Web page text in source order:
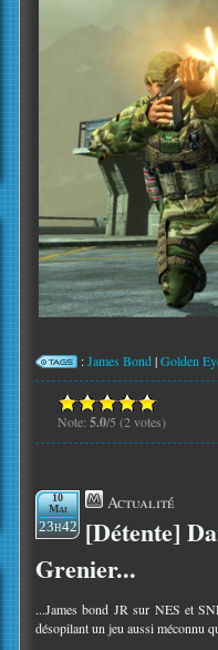
:James Bond|Golden
Note: 5.0/5 (2 votes)
10
Mai
23h42
Actualité
[Détente]
Grenier...
...James bond JR sur NES et
désopilant un jeu aussi méconnu